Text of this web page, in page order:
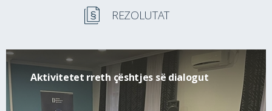
REZOLUTAT
Aktivitetet rreth çështjes së dialogut